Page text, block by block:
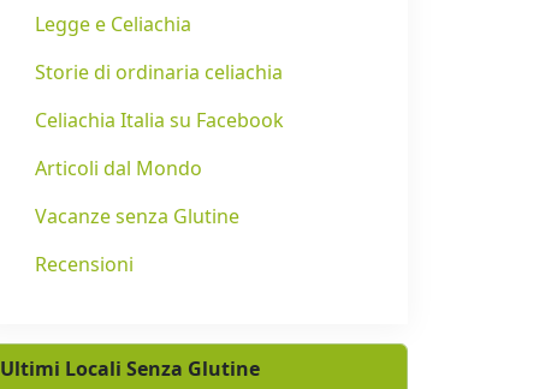
Legge e Celiachia
Storie di ordinaria celiachia
Celiachia Italia su Facebook
Articoli dal Mondo
Vacanze senza Glutine
Recensioni
Ultimi Locali Senza Glutine